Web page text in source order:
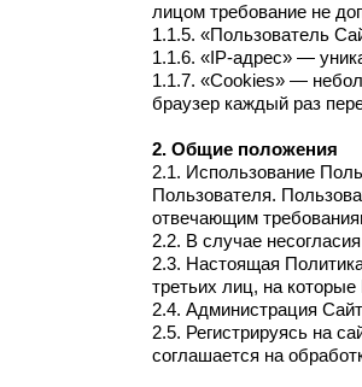
лицом требование не
1.1.5. «Пользователь
1.1.6. «IP-адрес» —
1.1.7. «Cookies» —
браузер каждый раз
2. Общие положения
2.1. Использование
Пользователя.
отвечающим
2.2. В случае
2.3. Настоящая
третьих лиц, на
2.4. Администрация
2.5. Регистрируясь на
соглашается на